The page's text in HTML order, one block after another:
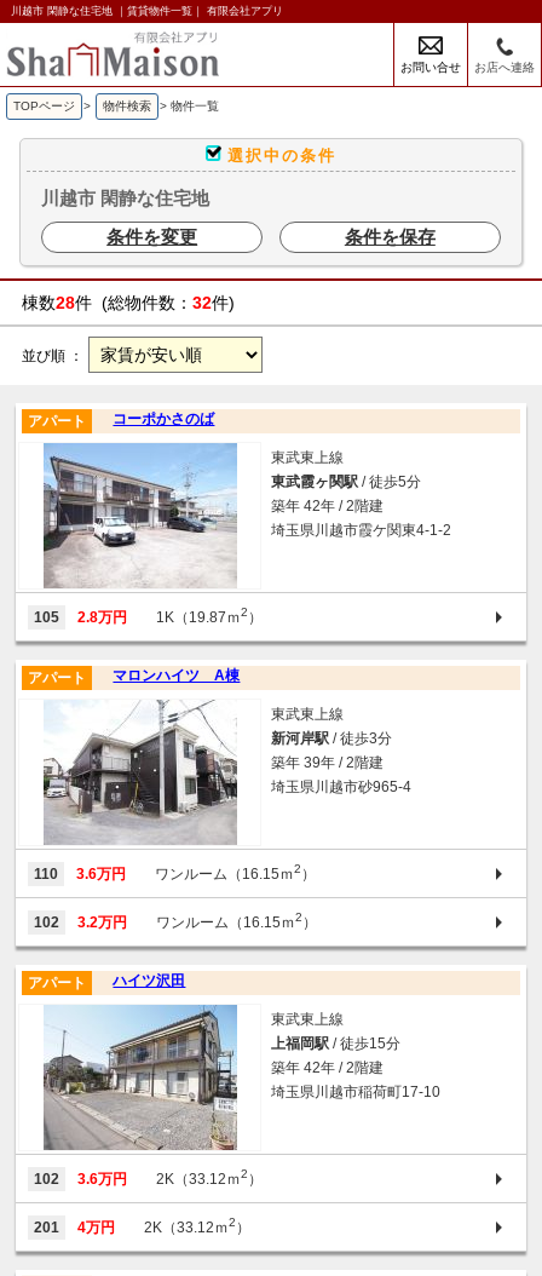
川越市 閑静な住宅地 ｜賃貸物件一覧｜ 有限会社アプリ
お問い合せ お店へ連絡
TOPページ > 物件検索 > 物件一覧
選択中の条件
川越市 閑静な住宅地
条件を変更
条件を保存
棟数28件 (総物件数： 32件)
並び順 ：
コーポかさのば
アパート
東武東上線
東武霞ヶ関駅 / 徒歩5分
築年 42年 / 2階建
埼玉県川越市霞ケ関東4-1-2
105 2.8万円 1K（19.87ｍ2 ）
マロンハイツ A棟
アパート
東武東上線
新河岸駅 / 徒歩3分
築年 39年 / 2階建
埼玉県川越市砂965-4
110 3.6万円 ワンルーム（16.15ｍ2 ）
102 3.2万円 ワンルーム（16.15ｍ2 ）
ハイツ沢田
アパート
東武東上線
上福岡駅 / 徒歩15分
築年 42年 / 2階建
埼玉県川越市稲荷町17-10
102 3.6万円 2K（33.12ｍ2 ）
201 4万円 2K（33.12ｍ2 ）